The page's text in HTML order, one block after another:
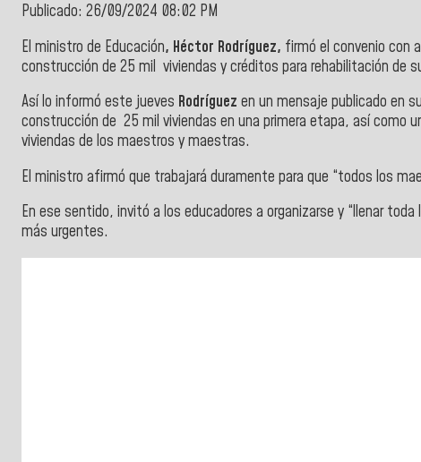
Publicado: 26/09/2024 08:02 PM
El ministro de Educación, Héctor Rodríguez, firmó el convenio con
construcción de 25 mil viviendas y créditos para rehabilitación de
Así lo informó este jueves Rodríguez en un mensaje publicado en
construcción de 25 mil viviendas en una primera etapa, así como
viviendas de los maestros y maestras.
El ministro afirmó que trabajará duramente para que “todos los
En ese sentido, invitó a los educadores a organizarse y “llenar
más urgentes.